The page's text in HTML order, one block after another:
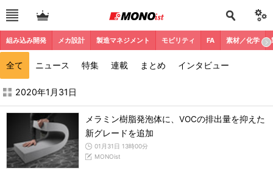
組み込み開発 メカ設計 製造マネジメント モビリティ FA 素材／化学
全て ニュース 特集 連載 まとめ インタビュー
2020年1月の記事一覧 - MONOist
2020年1月31日
メラミン樹脂発泡体に、VOCの排出量を抑えた
新グレードを追加
01月31日 13時00分
MONOist